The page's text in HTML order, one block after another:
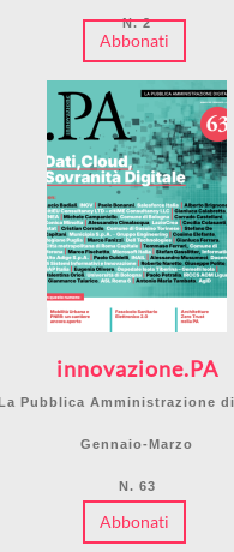
N. 2
Abbonati
innovazione.PA
La Pubblica Amministrazione
Gennaio-Marzo
N. 63
Abbonati